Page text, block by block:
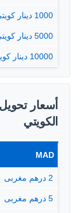
1000 دينار كويتى
5000 دينار كويتى
10000 دينار كويتى
أسعار
الكويتي
MAD
2 درهم مغربى
5 درهم مغربى